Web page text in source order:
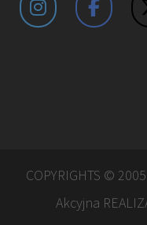
COPYRIGHTS ©
Akcyjna